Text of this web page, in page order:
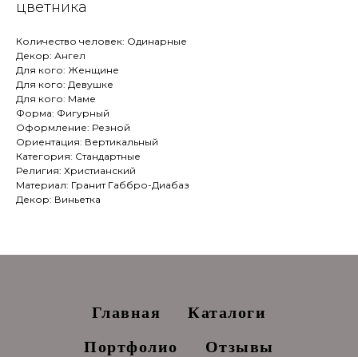
цветника
Количество человек: Одинарные
Декор: Ангел
Для кого: Женщине
Для кого: Девушке
Для кого: Маме
Форма: Фигурный
Оформление: Резной
Ориентация: Вертикальный
Категория: Стандартные
Религия: Христианский
Материал: Гранит Габбро-Диабаз
Декор: Виньетка
Главная
Каталоги
Портфолио
Отзывы